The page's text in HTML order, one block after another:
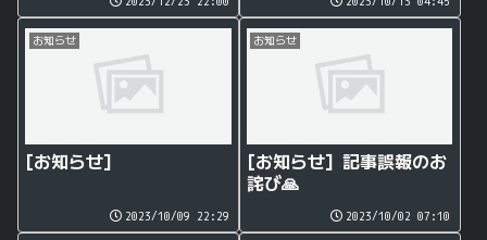
お知らせ
[お知らせ]
2023/10/09 22:29
お知らせ
[お知らせ] 記事誤報のお
詫び🙏
2023/10/02 07:10